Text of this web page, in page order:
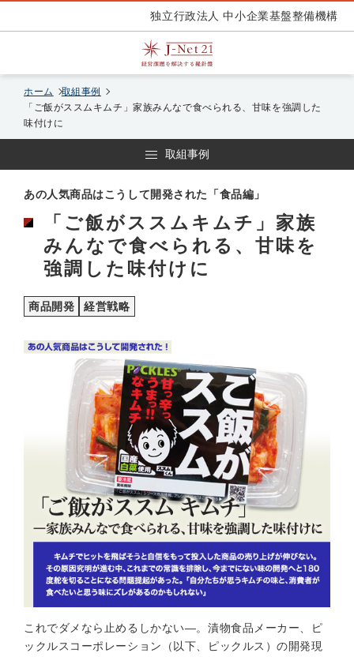
独立行政法人 中小企業基盤整備機構
ホーム
取組事例
「ご飯がススムキムチ」家族みんなで食べられる、甘味を強調した
味付けに
取組事例
あの人気商品はこうして開発された「食品編」
「ご飯がススムキムチ」家族
みんなで食べられる、甘味を
強調した味付けに
商品開発 経営戦略
これでダメなら止めるしかない—。漬物食品メーカー、ピ
ックルスコーポレーション（以下、ピックルス）の開発現